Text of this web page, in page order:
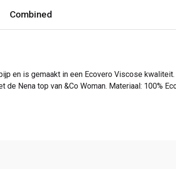
Combined
en is gemaakt in een Ecovero Viscose
de Nena top van &Co Woman. Materiaal: 100%